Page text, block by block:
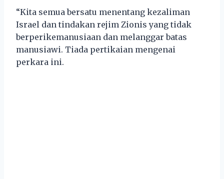
“Kita semua bersatu menentang kezaliman
Israel dan tindakan rejim Zionis yang tidak
berperikemanusiaan dan melanggar batas
manusiawi. Tiada pertikaian mengenai
perkara ini.